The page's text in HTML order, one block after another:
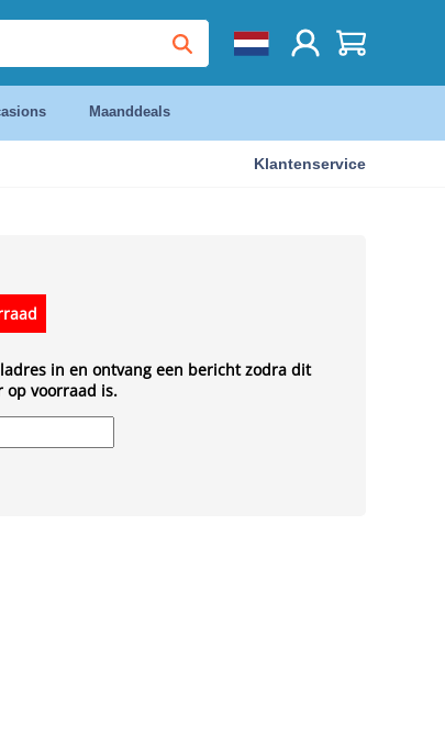
Maanddeals
Klantenservice
in en ontvang een bericht zodra dit
op voorraad is.